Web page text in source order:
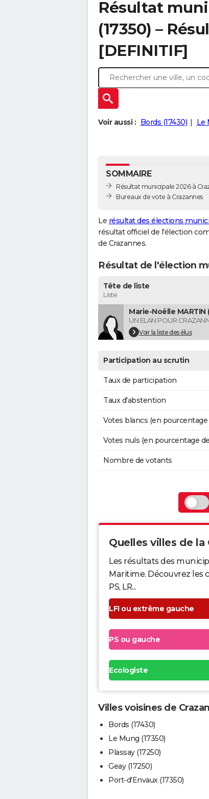
Résultat
(17350) –
[DEFINITIF]
Voir aussi : Bords (17430) Le
SOMMAIRE
Résultat municipale 2026 à
Bureaux de vote à Crazannes
Le résultat des élections
résultat officiel de l'élection
de Crazannes.
Résultat de l'élection
Tête de liste
Liste
Marie-Noëlle MARTIN
UN ELAN POUR
Voir la liste des élus
Participation au scrutin
Taux de participation
Taux d'abstention
Votes blancs (en
Votes nuls (en pourcentage
Nombre de votants
Quelles villes de
Les résultats des
Maritime. Découvrez les
PS, LR...
LFI ou extrême gauche
PS ou gauche
Ecologiste
Villes voisines de
Bords (17430)
Le Mung (17350)
Plassay (17250)
Geay (17250)
Port-d'Envaux (17350)